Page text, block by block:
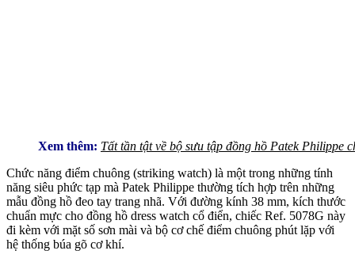
Xem thêm: Tất tần tật về bộ sưu tập đồng hồ Patek Philippe
Chức năng điểm chuông (striking watch) là một trong những tính
năng siêu phức tạp mà Patek Philippe thường tích hợp trên những
mẫu đồng hồ đeo tay trang nhã. Với đường kính 38 mm, kích thước
chuẩn mực cho đồng hồ dress watch cổ điển, chiếc Ref. 5078G này
đi kèm với mặt số sơn mài và bộ cơ chế điểm chuông phút lặp với
hệ thống búa gõ cơ khí.